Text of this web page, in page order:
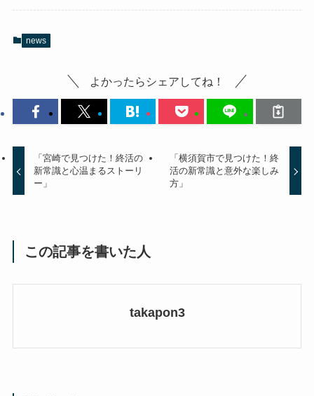
news
よかったらシェアしてね！
「宮崎で見つけた！終活の
新常識と心温まるストーリ
ー」
「横須賀市で見つけた！終
活の新常識と意外な楽しみ
方」
この記事を書いた人
takapon3